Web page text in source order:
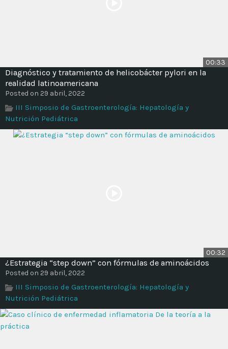
00:33
Diagnóstico y tratamiento de helicobácter pylori en la
realidad latinoamericana
Posted on 29 abril, 2022
III Simposio de Gastroenterología: Hepatología y
Nutrición Pediátrica
00:32
¿Estrategia “step down” con fórmulas de aminoácidos
Posted on 29 abril, 2022
III Simposio de Gastroenterología: Hepatología y
Nutrición Pediátrica